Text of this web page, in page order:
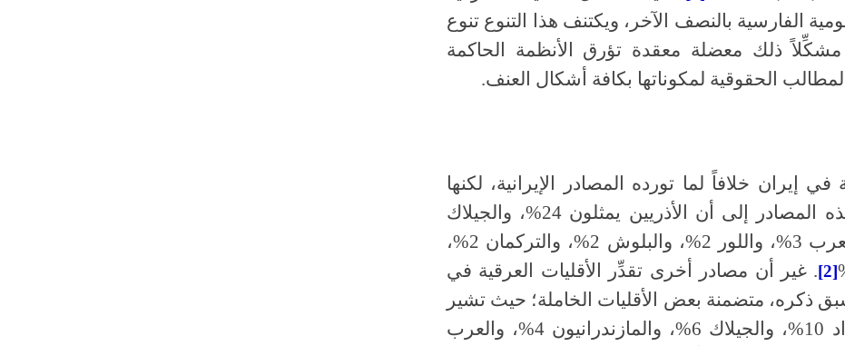
الفارسية بالنصف الآخر، ويكتنف هذا التنوع تنوع
ذلك معضلة معقدة تؤرق الأنظمة الحاكمة
الحقوقية لمكوناتها بكافة أشكال العنف.
إيران خلافاً لما تورده المصادر الإيرانية، لكنها
أقرب إليها من سواها؛ حيث تشير هذه المصادر إلى أن الأذريين يمثلون 24%، والجيلاك
والمازندرانيون 8%، والأكراد 7%، والعرب 3%، واللور 2%، والبلوش 2%، والتركمان 2%،
[2]
. غير أن مصادر أخرى تقدِّر الأقليات العرقية في
ذكره، متضمنة بعض الأقليات الخاملة؛ حيث تشير
إلى أن الأذريين يمثلون 18%، والأكراد 10%، والجيلاك 6%، والمازندرانيون 4%، والعرب